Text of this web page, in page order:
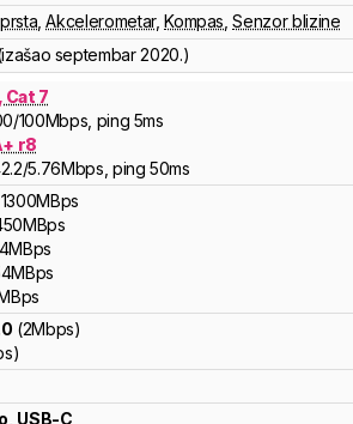
,Akcelerometar,Kompas ,Senzor blizine
septembar 2020.)
Cat 7
/100Mbps , ping 5ms
r8
/5.76Mbps , ping 50ms
1300MBps
MBps
MBps
MBps
(2Mbps)
USB-C